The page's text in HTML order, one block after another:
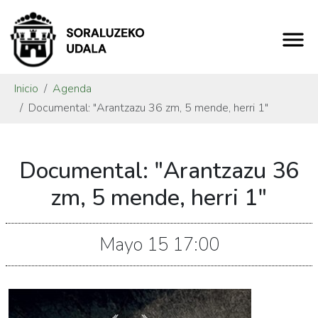
Inicio
Agenda
Documental: "Arantzazu 36 zm, 5 mende, herri 1"
arantzazu-
5-
herri-
Documental:
Documental: "Arantzazu 36
zm, 5 mende, herri 1"
Mayo 15 17:00